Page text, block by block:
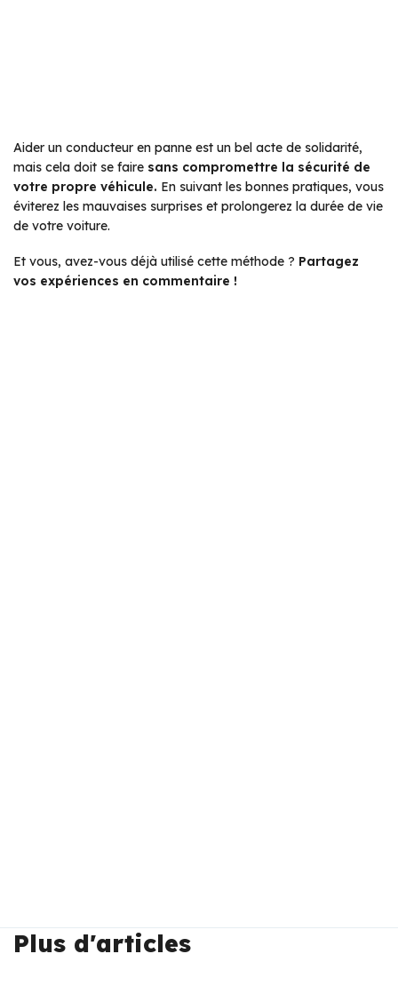
Aider un conducteur en panne est un bel acte de solidarité,
mais cela doit se faire sans compromettre la sécurité de
votre propre véhicule. En suivant les bonnes pratiques, vous
éviterez les mauvaises surprises et prolongerez la durée de vie
de votre voiture.
Et vous, avez-vous déjà utilisé cette méthode ? Partagez
vos expériences en commentaire !
Plus d'articles